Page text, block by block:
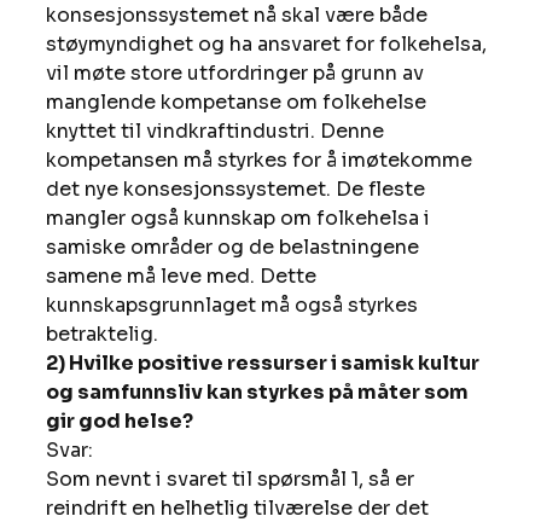
konsesjonssystemet nå skal være både
støymyndighet og ha ansvaret for folkehelsa,
vil møte store utfordringer på grunn av
manglende kompetanse om folkehelse
knyttet til vindkraftindustri. Denne
kompetansen må styrkes for å imøtekomme
det nye konsesjonssystemet. De fleste
mangler også kunnskap om folkehelsa i
samiske områder og de belastningene
samene må leve med. Dette
kunnskapsgrunnlaget må også styrkes
betraktelig.
2) Hvilke positive ressurser i samisk kultur
og samfunnsliv kan styrkes på måter som
gir god helse?
Svar:
Som nevnt i svaret til spørsmål 1, så er
reindrift en helhetlig tilværelse der det